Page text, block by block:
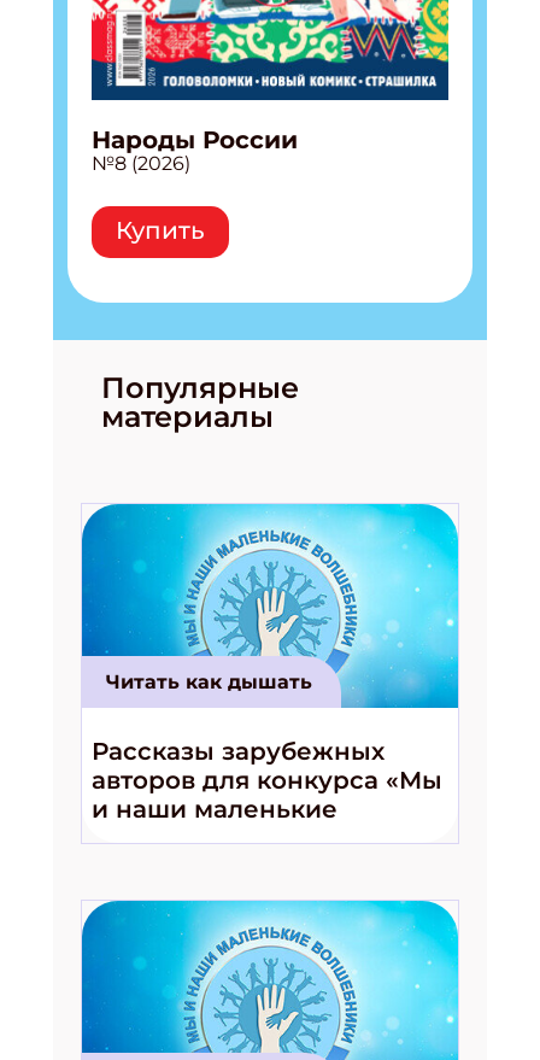
Народы России
№8 (2026)
Купить
Популярные
материалы
Читать как дышать
Рассказы зарубежных
авторов для конкурса «Мы
и наши маленькие
волшебники!»